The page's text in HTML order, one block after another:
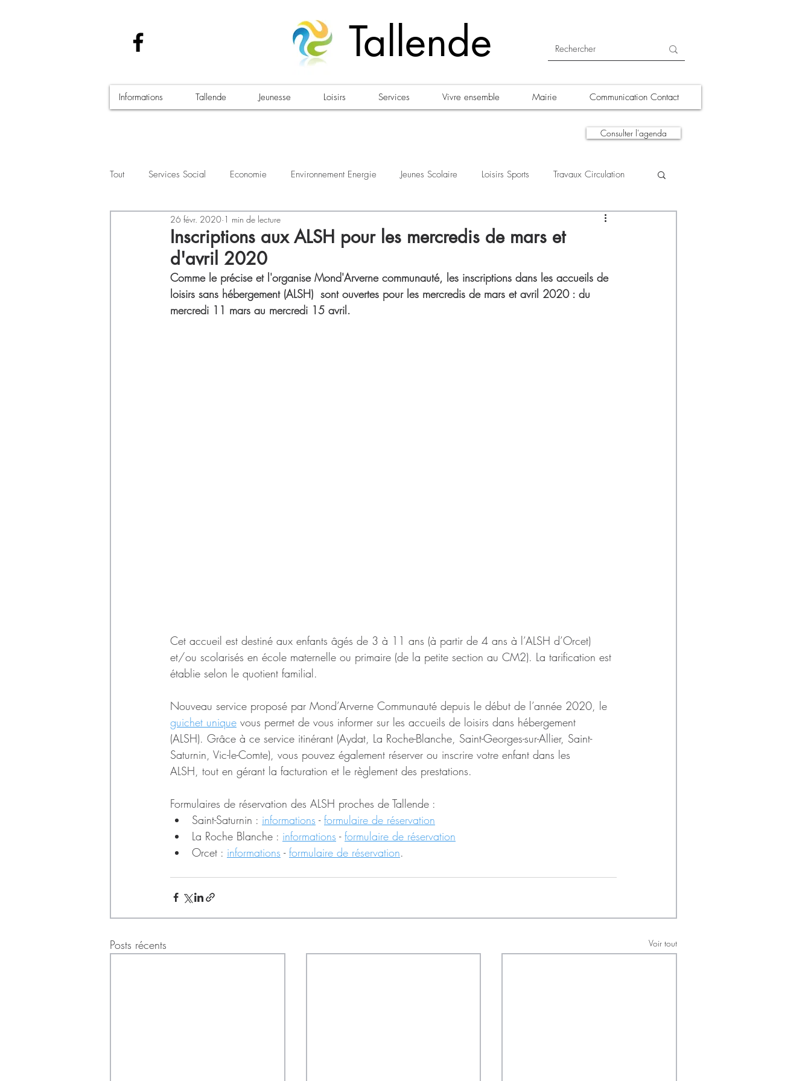
Tallende
Informations Tallende Jeunesse Loisirs Services Vivre ensemble Mairie Communication Contact
Consulter l'agenda
Tout Services Social Economie Environnement Energie Jeunes Scolaire Loisirs Sports Travaux Circulation
Santé - Covid-19 Culture Manifestations A la une
Inscriptions aux ALSH pour les mercredis de mars et
d'avril 2020
26 févr. 2020 1 min de lecture
Comme le précise et l'organise Mond'Arverne communauté, les inscriptions dans les accueils de
loisirs sans hébergement (ALSH)  sont ouvertes pour les mercredis de mars et avril 2020 : du
mercredi 11 mars au mercredi 15 avril.
Cet accueil est destiné aux enfants âgés de 3 à 11 ans (à partir de 4 ans à l’ALSH d’Orcet)
et/ou scolarisés en école maternelle ou primaire (de la petite section au CM2). La tarification est
établie selon le quotient familial.
Nouveau service proposé par Mond’Arverne Communauté depuis le début de l’année 2020, le
guichet unique vous permet de vous informer sur les accueils de loisirs dans hébergement
(ALSH). Grâce à ce service itinérant (Aydat, La Roche-Blanche, Saint-Georges-sur-Allier, Saint-
Saturnin, Vic-le-Comte), vous pouvez également réserver ou inscrire votre enfant dans les
ALSH, tout en gérant la facturation et le règlement des prestations.
Formulaires de réservation des ALSH proches de Tallende :
Saint-Saturnin : informations - formulaire de réservation
La Roche Blanche : informations - formulaire de réservation
Orcet : informations - formulaire de réservation.
Posts récents Voir tout